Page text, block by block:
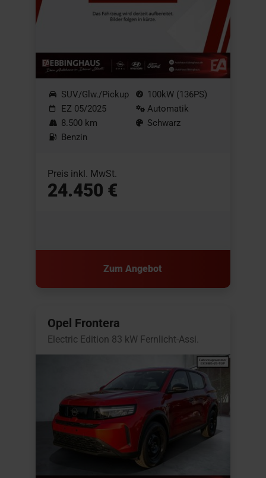
SUV/Glw./Pickup
EZ 05/2025
8.500 km
Benzin
100kW (136PS)
Automatik
Schwarz
Preis inkl. MwSt.
24.450 €
Zum Angebot
Opel Frontera
Electric Edition 83 kW Fernlicht-Assi.